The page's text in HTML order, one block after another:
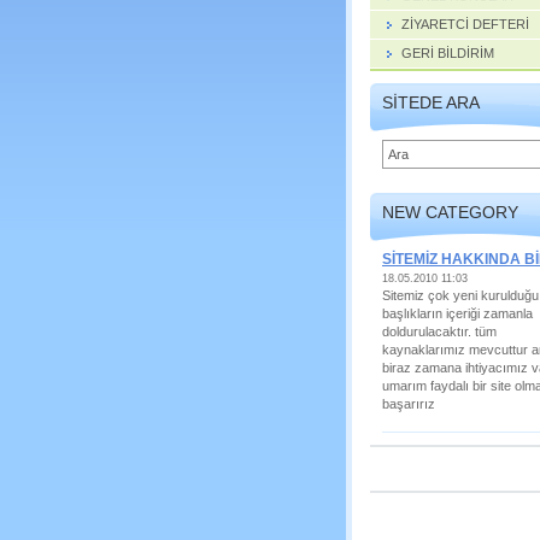
ZİYARETCİ DEFTERİ
GERİ BİLDİRİM
SITEDE ARA
NEW CATEGORY
SİTEMİZ HAKKINDA
18.05.2010 11:03
Sitemiz çok yeni
başlıkların içeriği zamanla
doldurulacaktır. tüm
kaynaklarımız mevcuttur
biraz zamana ihtiyacımız
umarım faydalı bir site
başarırız